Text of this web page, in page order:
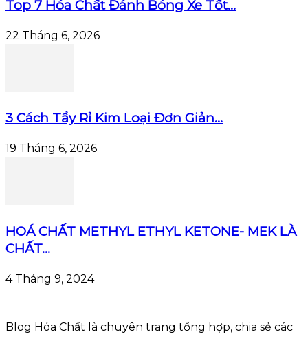
Top 7 Hóa Chất Đánh Bóng Xe Tốt...
22 Tháng 6, 2026
3 Cách Tẩy Rỉ Kim Loại Đơn Giản...
19 Tháng 6, 2026
HOÁ CHẤT METHYL ETHYL KETONE- MEK LÀ
CHẤT...
4 Tháng 9, 2024
Blog Hóa Chất là chuyên trang tổng hợp, chia sẻ các